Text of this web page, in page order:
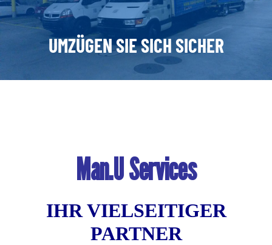
UMZÜGEN SIE SICH SICHER
Man.U Services
IHR VIELSEITIGER
PARTNER